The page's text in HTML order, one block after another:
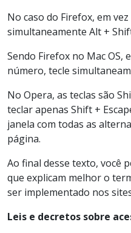
No caso do Firefox, em
simultaneamente Alt +
Sendo Firefox no Mac OS,
número, tecle
No Opera, as teclas são
teclar apenas Shift +
janela com todas as
página.
Ao final desse texto, você
que explicam melhor o
ser implementado nos
Leis e decretos sobre